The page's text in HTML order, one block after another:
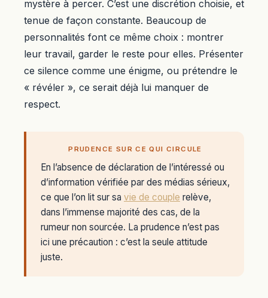
mystère à percer. C’est une discrétion choisie, et
tenue de façon constante. Beaucoup de
personnalités font ce même choix : montrer
leur travail, garder le reste pour elles. Présenter
ce silence comme une énigme, ou prétendre le
« révéler », ce serait déjà lui manquer de
respect.
PRUDENCE SUR CE QUI CIRCULE
En l’absence de déclaration de l’intéressé ou
d’information vérifiée par des médias sérieux,
ce que l’on lit sur sa vie de couple relève,
dans l’immense majorité des cas, de la
rumeur non sourcée. La prudence n’est pas
ici une précaution : c’est la seule attitude
juste.